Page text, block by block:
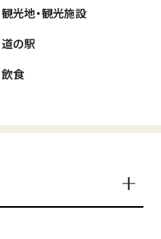
観光地・観光施設
道の駅
飲食